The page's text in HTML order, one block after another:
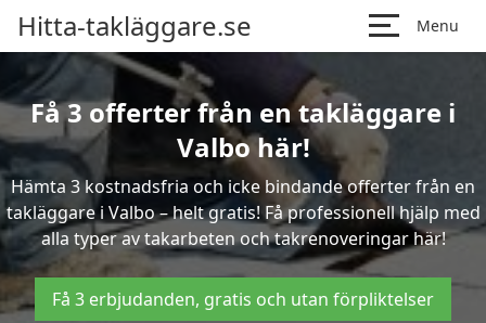
Hitta-takläggare.se Menu
Få 3 offerter från en takläggare i
Valbo här!
Hämta 3 kostnadsfria och icke bindande offerter från en
takläggare i Valbo – helt gratis! Få professionell hjälp med
alla typer av takarbeten och takrenoveringar här!
Få 3 erbjudanden, gratis och utan förpliktelser